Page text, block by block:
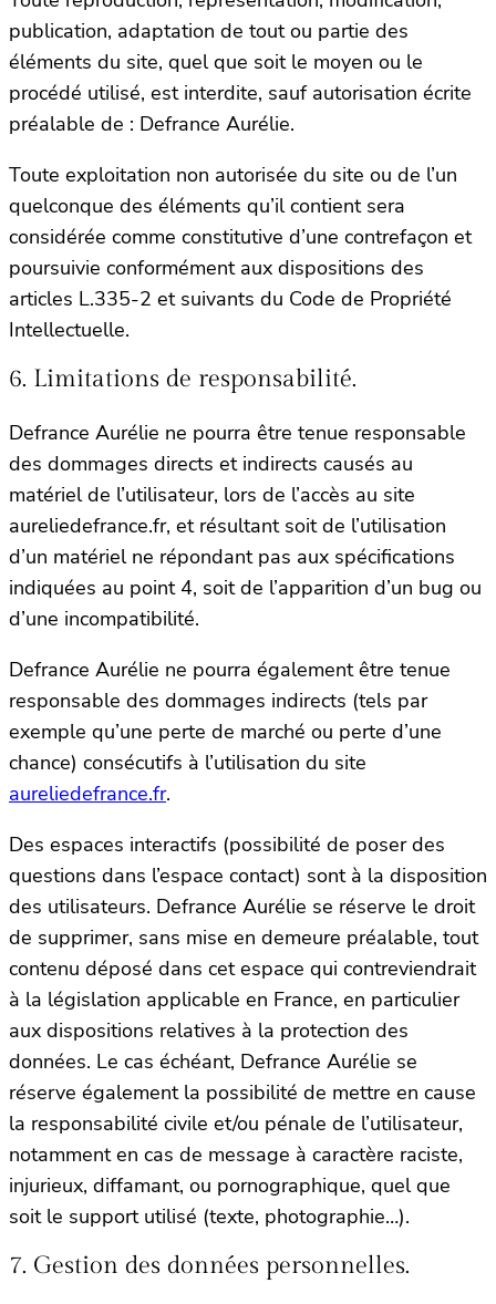
publication, adaptation de tout ou partie des
éléments du site, quel que soit le moyen ou le
procédé utilisé, est interdite, sauf autorisation écrite
préalable de : Defrance Aurélie.
Toute exploitation non autorisée du site ou de l’un
quelconque des éléments qu’il contient sera
considérée comme constitutive d’une contrefaçon et
poursuivie conformément aux dispositions des
articles L.335-2 et suivants du Code de Propriété
Intellectuelle.
6. Limitations de responsabilité.
Defrance Aurélie ne pourra être tenue responsable
des dommages directs et indirects causés au
matériel de l’utilisateur, lors de l’accès au site
aureliedefrance.fr, et résultant soit de l’utilisation
d’un matériel ne répondant pas aux spécifications
indiquées au point 4, soit de l’apparition d’un bug ou
d’une incompatibilité.
Defrance Aurélie ne pourra également être tenue
responsable des dommages indirects (tels par
exemple qu’une perte de marché ou perte d’une
chance) consécutifs à l’utilisation du site
aureliedefrance.fr.
Des espaces interactifs (possibilité de poser des
questions dans l’espace contact) sont à la disposition
des utilisateurs. Defrance Aurélie se réserve le droit
de supprimer, sans mise en demeure préalable, tout
contenu déposé dans cet espace qui contreviendrait
à la législation applicable en France, en particulier
aux dispositions relatives à la protection des
données. Le cas échéant, Defrance Aurélie se
réserve également la possibilité de mettre en cause
la responsabilité civile et/ou pénale de l’utilisateur,
notamment en cas de message à caractère raciste,
injurieux, diffamant, ou pornographique, quel que
soit le support utilisé (texte, photographie…).
7. Gestion des données personnelles.